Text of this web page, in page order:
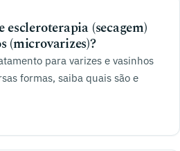
escleroterapia (secagem)
(microvarizes)?
para varizes e vasinhos
formas, saiba quais são e